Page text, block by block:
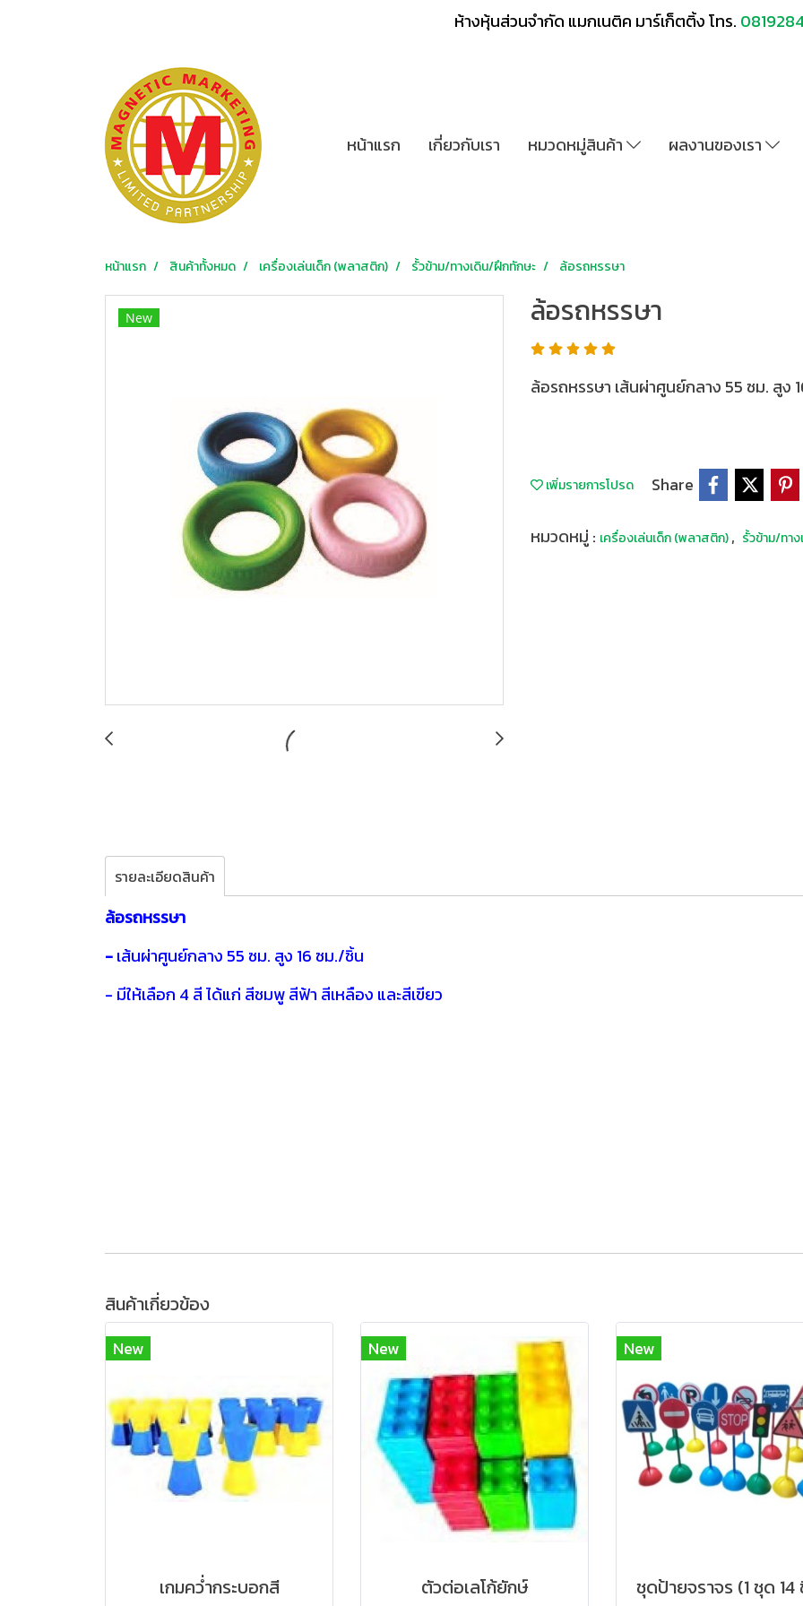
ห้างหุ้นส่วนจำกัด แมกเนติค มาร์เก็ตติ้ง โทร.
หน้าแรก เกี่ยวกับเรา หมวดหมู่สินค้า ผลงานของเรา
หน้าแรก สินค้าทั้งหมด เครื่องเล่นเด็ก (พลาสติก) รั้วข้าม/ทางเดิน/ฝึกทักษะ ล้อรถหรรษา
New ล้อรถหรรษา
ล้อรถหรรษา เส้นผ่าศูนย์กลาง 55 ซม. สูง
เพิ่มรายการโปรด Share
หมวดหมู่ : เครื่องเล่นเด็ก (พลาสติก), รั้วข้าม/ทา
รายละเอียดสินค้า
ล้อรถหรรษา
-เส้นผ่าศูนย์กลาง 55 ซม. สูง 16 ซม./ชิ้น
- มีให้เลือก 4 สี ได้แก่ สีชมพู สีฟ้า สีเหลือง และสีเขียว
สินค้าเกี่ยวข้อง
New
เกมคว่ำกระบอกสี
New
ตัวต่อเลโก้ยักษ์
New
ชุดป้ายจราจร (1 ชุด 14